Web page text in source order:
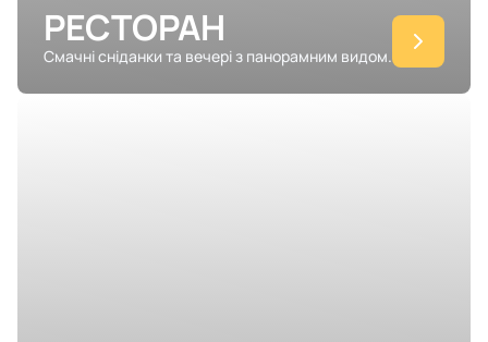
РЕСТОРАН
Смачні сніданки та вечері з панорамним видом.